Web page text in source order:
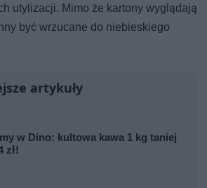
utylizacji. Mimo że kartony wyglądają
być wrzucane do niebieskiego
artykuły
w Dino: kultowa kawa 1 kg taniej
zł!